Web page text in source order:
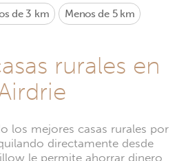
de 3 km Menos de 5 km
rurales en
los mejores casas rurales por
directamente desde
le permite ahorrar dinero